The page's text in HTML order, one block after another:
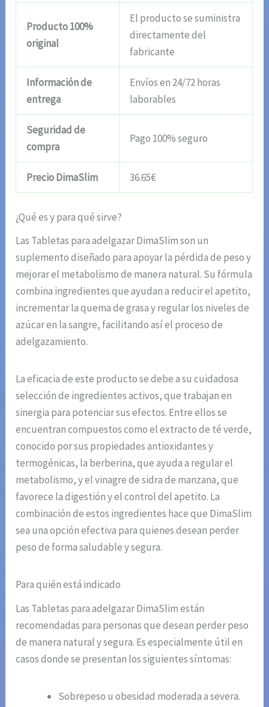
Producto 100%
original
El producto se suministra
directamente del
fabricante
Información de
entrega
Envíos en 24/72 horas
laborables
Seguridad de
compra
Pago 100% seguro
Precio DimaSlim 36.65€
¿Qué es y para qué sirve?
Las Tabletas para adelgazar DimaSlim son un
suplemento diseñado para apoyar la pérdida de peso y
mejorar el metabolismo de manera natural. Su fórmula
combina ingredientes que ayudan a reducir el apetito,
incrementar la quema de grasa y regular los niveles de
azúcar en la sangre, facilitando así el proceso de
adelgazamiento.
La eficacia de este producto se debe a su cuidadosa
selección de ingredientes activos, que trabajan en
sinergia para potenciar sus efectos. Entre ellos se
encuentran compuestos como el extracto de té verde,
conocido por sus propiedades antioxidantes y
termogénicas, la berberina, que ayuda a regular el
metabolismo, y el vinagre de sidra de manzana, que
favorece la digestión y el control del apetito. La
combinación de estos ingredientes hace que DimaSlim
sea una opción efectiva para quienes desean perder
peso de forma saludable y segura.
Para quién está indicado
Las Tabletas para adelgazar DimaSlim están
recomendadas para personas que desean perder peso
de manera natural y segura. Es especialmente útil en
casos donde se presentan los siguientes síntomas:
Sobrepeso u obesidad moderada a severa.